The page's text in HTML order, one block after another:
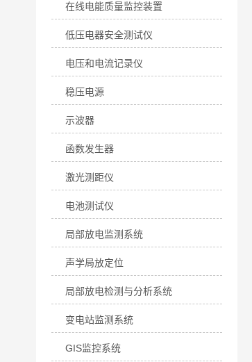
在线电能质量监控装置
低压电器安全测试仪
电压和电流记录仪
稳压电源
示波器
函数发生器
激光测距仪
电池测试仪
局部放电监测系统
声学局放定位
局部放电检测与分析系统
变电站监测系统
GIS监控系统